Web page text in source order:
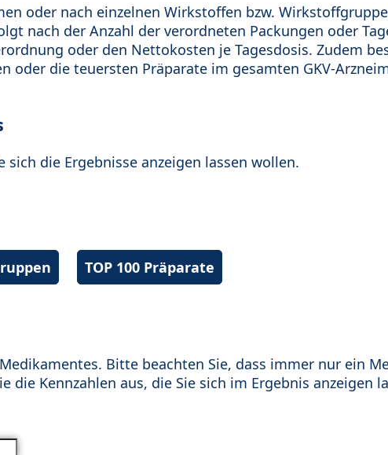
oder nach einzelnen Wirkstoffen bzw.
nach der Anzahl der verordneten Packungen oder
oder den Nettokosten je Tagesdosis. Zudem
oder die teuersten Präparate im gesamten GKV-
die Ergebnisse anzeigen lassen wollen.
TOP 100 Präparate
Bitte beachten Sie, dass immer nur ein
die Kennzahlen aus, die Sie sich im Ergebnis anzeigen